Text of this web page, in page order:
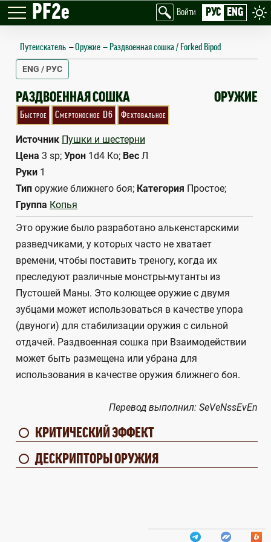
PF2e Войти РУС ENG
Путеискатель —Оружие Раздвоенная сошка / Forked Bipod
ENG / РУС
РАЗДВОЕННАЯ СОШКА
FORKED BIPOD ОРУЖИЕ
Быстрое Смертоносное D6 Фехтовальное
Источник Пушки и шестерни
Цена 3 sp; Урон 1d4 Ко; Вес Л
Руки 1
Тип оружие ближнего боя; Категория Простое;
Группа Копья
Это оружие было разработано алькенстарскими
разведчиками, у которых часто не хватает
времени, чтобы поставить треногу, когда их
преследуют различные монстры-мутанты из
Пустошей Маны. Это колющее оружие с двумя
зубцами может использоваться в качестве упора
(двуноги) для стабилизации оружия с сильной
отдачей. Раздвоенная сошка при Взаимодействии
может быть размещена или убрана для
использования в качестве оружия ближнего боя.
Перевод выполнил: SeVeNssEvEn
КРИТИЧЕСКИЙ ЭФФЕКТ
ДЕСКРИПТОРЫ ОРУЖИЯ